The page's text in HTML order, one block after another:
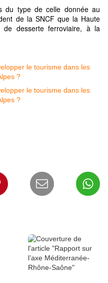
du type de celle donnée au
de la SNCF que la Haute
de desserte ferroviaire, à la